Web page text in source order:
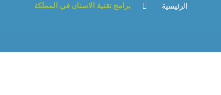
الرئيسية برامج تقنية الاسنان في المملكة